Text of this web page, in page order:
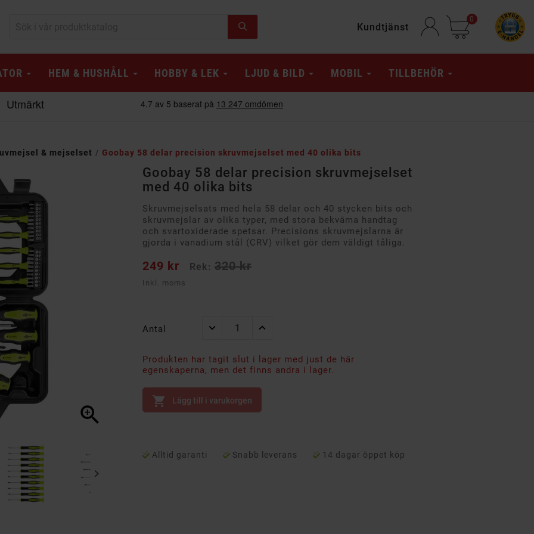
Kundtjänst
0
HEM & HUSHÅLL HOBBY & LEK LJUD & BILD MOBIL TILLBEHÖR
& mejselset Goobay 58 delar precision skruvmejselset med 40 olika bits


Goobay 58 delar precision skruvmejselset
med 40 olika bits
Skruvmejselsats med hela 58 delar och 40 stycken bits och
skruvmejslar av olika typer, med stora bekväma handtag
och svartoxiderade spetsar. Precisions skruvmejslarna är
gjorda i vanadium stål (CRV) vilket gör dem väldigt tåliga.
249 kr Rek: 320 kr
Inkl. moms
Antal
Produkten har tagit slut i lager med just de här
egenskaperna, men det finns andra i lager.
 Lägg till i varukorgen
Alltid garanti Snabb leverans 14 dagar öppet köp